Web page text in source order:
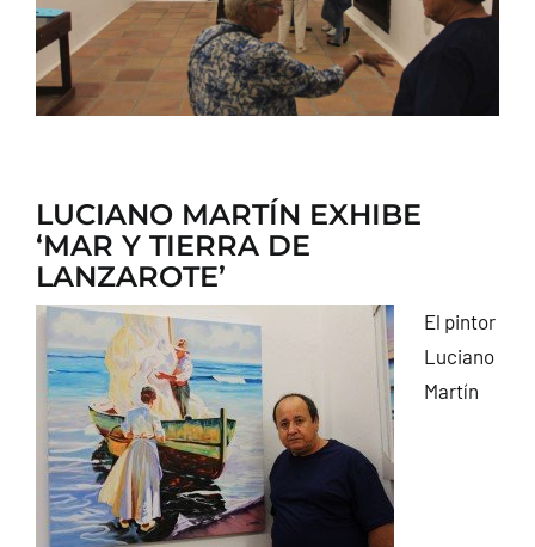
LUCIANO MARTÍN EXHIBE
‘MAR Y TIERRA DE
LANZAROTE’
El pintor
Luciano
Martín